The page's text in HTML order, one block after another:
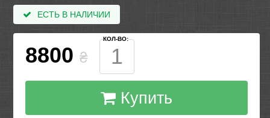
ЕСТЬ В НАЛИЧИИ
8800 ₴
КОЛ-ВО:
Купить